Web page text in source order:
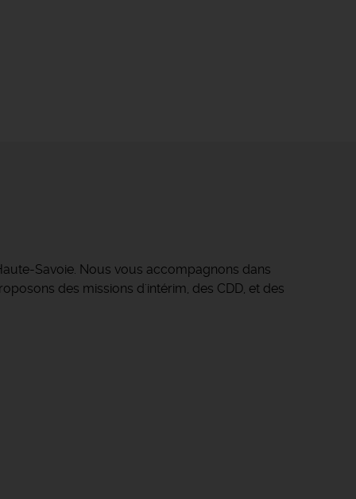
Savoie. Nous vous accompagnons dans
des missions d'intérim, des CDD, et des